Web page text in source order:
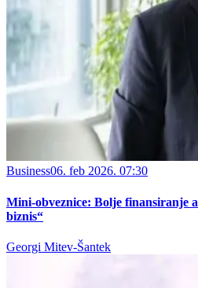
Business06. feb 2026. 07:30
Mini-obveznice: Bolje finansiranje
biznis“
Georgi Mitev-Šantek